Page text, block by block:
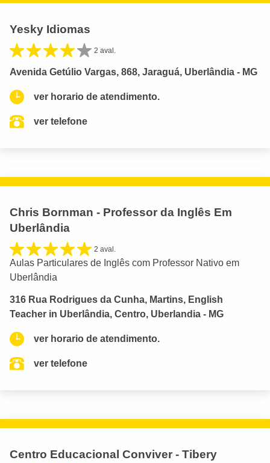
Yesky Idiomas
2 aval.
Avenida Getúlio Vargas, 868, Jaraguá, Uberlândia - MG
ver horario de atendimento.
ver telefone
Chris Bornman - Professor da Inglês Em
Uberlândia
2 aval.
Aulas Particulares de Inglês com Professor Nativo em
Uberlândia
316 Rua Rodrigues da Cunha, Martins, English
Teacher in Uberlândia, Centro, Uberlandia - MG
ver horario de atendimento.
ver telefone
Centro Educacional Conviver - Tibery